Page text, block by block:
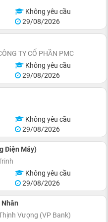
Không yêu cầu
29/08/2026
TY CỔ PHẦN PMC
Không yêu cầu
29/08/2026
Không yêu cầu
29/08/2026
Điện Máy)
Không yêu cầu
29/08/2026
Nhân
Vượng (VP Bank)